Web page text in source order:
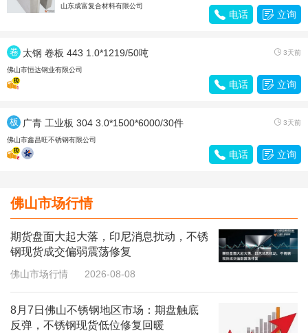
山东成富复合材料有限公司
 电话  立询
卷
带
太钢 卷板 443 1.0*1219/50吨  3天前
佛山市恒达钢业有限公司
 电话  立询
板
材
广青 工业板 304 3.0*1500*6000/30件  3天前
佛山市鑫昌旺不锈钢有限公司
 电话  立询
佛山市场行情
期货盘面大起大落，印尼消息扰动，不锈
钢现货成交偏弱震荡修复
佛山市场行情 2026-08-08
8月7日佛山不锈钢地区市场：期盘触底
反弹，不锈钢现货低位修复回暖